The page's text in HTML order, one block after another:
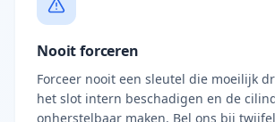
Nooit forceren
Forceer nooit een sleutel die moeilijk
het slot intern beschadigen en de
onherstelbaar maken. Bel ons bij